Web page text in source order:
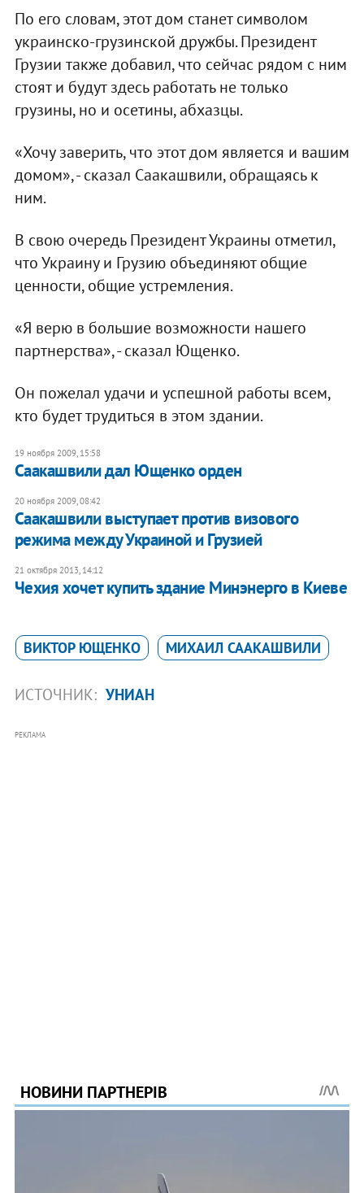
По его словам, этот дом станет символом
украинско-грузинской дружбы. Президент
Грузии также добавил, что сейчас рядом с ним
стоят и будут здесь работать не только
грузины, но и осетины, абхазцы.
«Хочу заверить, что этот дом является и вашим
домом», - сказал Саакашвили, обращаясь к
ним.
В свою очередь Президент Украины отметил,
что Украину и Грузию объединяют общие
ценности, общие устремления.
«Я верю в большие возможности нашего
партнерства», - сказал Ющенко.
Он пожелал удачи и успешной работы всем,
кто будет трудиться в этом здании.
19 ноября 2009, 15:58
Саакашвили дал Ющенко орден
20 ноября 2009, 08:42
Саакашвили выступает против визового
режима между Украиной и Грузией
21 октября 2013, 14:12
Чехия хочет купить здание Минэнерго в Киеве
ВИКТОР ЮЩЕНКО МИХАИЛ СААКАШВИЛИ
ИСТОЧНИК: УНИАН
РЕКЛАМА